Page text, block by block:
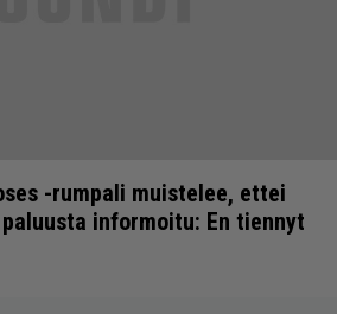
-rumpali muistelee, ettei
informoitu: En tiennyt